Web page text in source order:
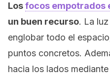
Losfocos empotrados
un buen recurso. La
englobar todo el
puntos concretos.
hacia los lados